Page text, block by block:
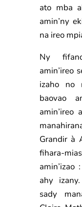
ato mba
amin’ny
na ireo
Ny
amin’ireo
izaho no
baovao
Grandir à
fihara-
ahy
sady